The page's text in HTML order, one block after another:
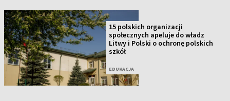
15 polskich organizacji
społecznych apeluje do władz
Litwy i Polski o ochronę polskich
szkół
EDUKACJA